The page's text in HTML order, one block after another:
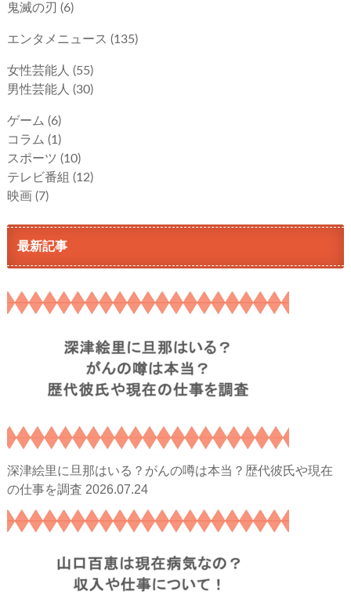
鬼滅の刃 (6)
エンタメニュース (135)
女性芸能人 (55)
男性芸能人 (30)
ゲーム (6)
コラム (1)
スポーツ (10)
テレビ番組 (12)
映画 (7)
最新記事
深津絵里に旦那はいる？がんの噂は本当？歴代彼氏や現在
の仕事を調査 2026.07.24